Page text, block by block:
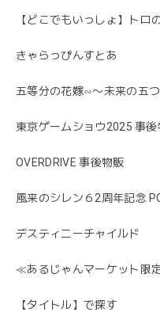
【どこでもいっしょ】ト
きゃらっぴんすとあ
五等分の花嫁∽〜未来の五
東京ゲームショウ2025 事
OVERDRIVE 事後物販
風来のシレン６2周年記念
デスティニーチャイルド
≪あるじゃんマーケット限
【タイトル】で探す